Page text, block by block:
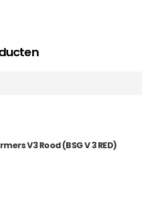
V3 Rood (BSG V 3 RED)